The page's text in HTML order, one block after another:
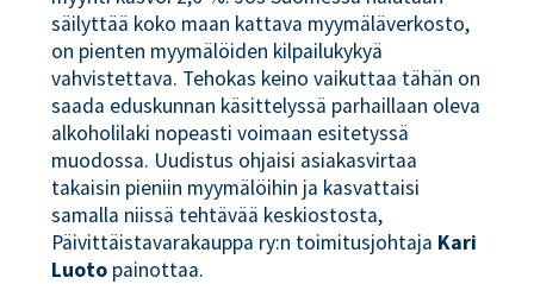
säilyttää koko maan kattava myymäläverkosto,
on pienten myymälöiden kilpailukykyä
vahvistettava. Tehokas keino vaikuttaa tähän on
saada eduskunnan käsittelyssä parhaillaan oleva
alkoholilaki nopeasti voimaan esitetyssä
muodossa. Uudistus ohjaisi asiakasvirtaa
takaisin pieniin myymälöihin ja kasvattaisi
samalla niissä tehtävää keskiostosta,
Päivittäistavarakauppa ry:n toimitusjohtaja Kari
Luoto painottaa.